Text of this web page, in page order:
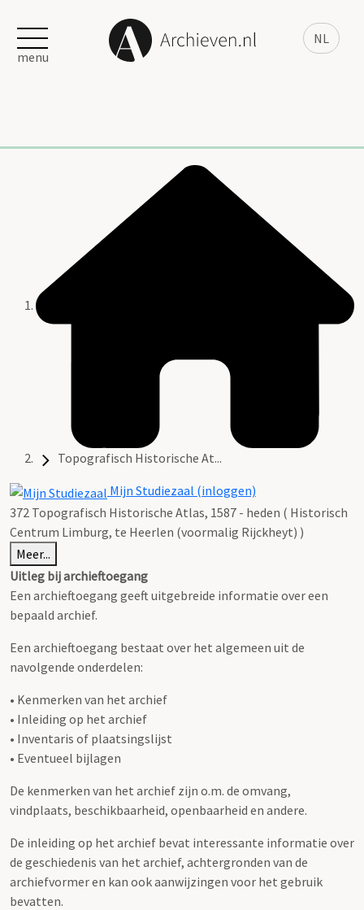
NL
menu
Topografisch Historische At...
Mijn Studiezaal (inloggen)
372 Topografisch Historische Atlas, 1587 - heden ( Historisch
Centrum Limburg, te Heerlen (voormalig Rijckheyt) )
Meer...
Uitleg bij archieftoegang
Een archieftoegang geeft uitgebreide informatie over een
bepaald archief.
Een archieftoegang bestaat over het algemeen uit de
navolgende onderdelen:
• Kenmerken van het archief
• Inleiding op het archief
• Inventaris of plaatsingslijst
• Eventueel bijlagen
De kenmerken van het archief zijn o.m. de omvang,
vindplaats, beschikbaarheid, openbaarheid en andere.
De inleiding op het archief bevat interessante informatie over
de geschiedenis van het archief, achtergronden van de
archiefvormer en kan ook aanwijzingen voor het gebruik
bevatten.